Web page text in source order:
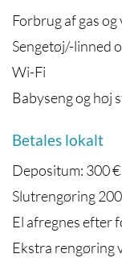
Forbrug af gas og
Sengetøj/-linned
Wi-Fi
Babyseng og høj
Betales lokalt
Depositum: 300
Slutrengøring
El afregnes efter
Ekstra rengøring